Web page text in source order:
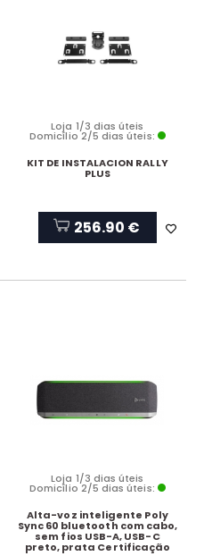
Loja 1/3 dias úteis
Domicílio 2/5 dias úteis:
KIT DE INSTALACION RALLY
PLUS
256.90 €
Loja 1/3 dias úteis
Domicílio 2/5 dias úteis:
Alta-voz inteligente Poly
Sync 60 bluetooth com cabo,
sem fios USB-A, USB-C
preto, prata Certificação